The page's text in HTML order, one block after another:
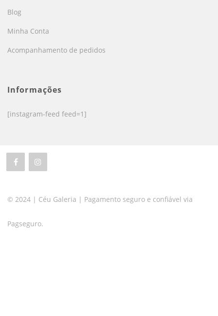
Blog
Minha Conta
Acompanhamento de pedidos
Informações
[instagram-feed feed=1]
© 2024 | Céu Galeria | Pagamento seguro e confiável via
Pagseguro.